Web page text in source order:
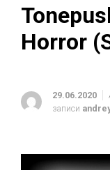
Horror
29.06.2020
записи